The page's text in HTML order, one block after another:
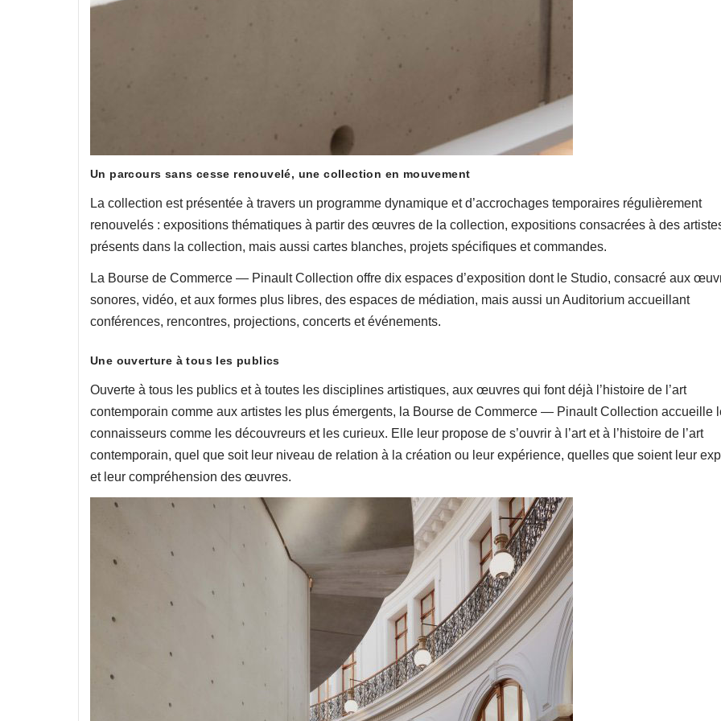
Un parcours sans cesse renouvelé, une collection en mouvement
La collection est présentée à travers un programme dynamique et d’accrochages temporaires régulièrement
renouvelés : expositions thématiques à partir des œuvres de la collection, expositions consacrées à des
présents dans la collection, mais aussi cartes blanches, projets spécifiques et commandes.
La Bourse de Commerce — Pinault Collection offre dix espaces d’exposition dont le Studio, consacré aux
sonores, vidéo, et aux formes plus libres, des espaces de médiation, mais aussi un Auditorium accueillant
conférences, rencontres, projections, concerts et événements.
Une ouverture à tous les publics
Ouverte à tous les publics et à toutes les disciplines artistiques, aux œuvres qui font déjà l’histoire de l’art
contemporain comme aux artistes les plus émergents, la Bourse de Commerce — Pinault Collection accueille
connaisseurs comme les découvreurs et les curieux. Elle leur propose de s’ouvrir à l’art et à l’histoire de l’art
contemporain, quel que soit leur niveau de relation à la création ou leur expérience, quelles que soient leur
et leur compréhension des œuvres.